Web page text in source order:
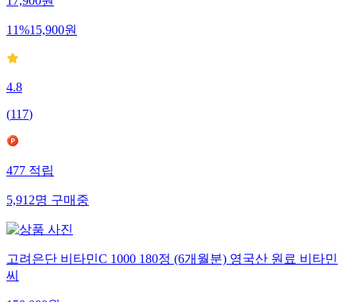
17,900원
11%15,900원
4.8
(117)
477적립
5,912명구매중
고려은단 비타민C 1000 180정 (6개월분) 영국산 원료 비타민
씨